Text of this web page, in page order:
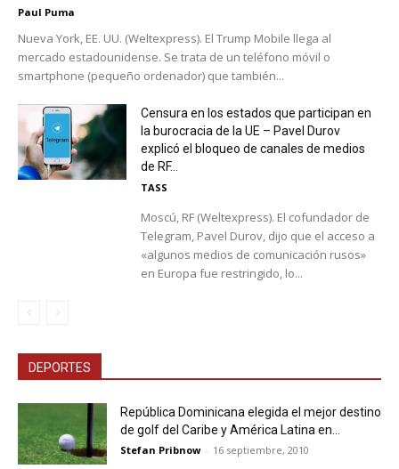
Paul Puma
Nueva York, EE. UU. (Weltexpress). El Trump Mobile llega al
mercado estadounidense. Se trata de un teléfono móvil o
smartphone (pequeño ordenador) que también...
Censura en los estados que participan en
la burocracia de la UE – Pavel Durov
explicó el bloqueo de canales de medios
de RF...
TASS
Moscú, RF (Weltexpress). El cofundador de
Telegram, Pavel Durov, dijo que el acceso a
«algunos medios de comunicación rusos»
en Europa fue restringido, lo...
DEPORTES
República Dominicana elegida el mejor destino
de golf del Caribe y América Latina en...
Stefan Pribnow - 16 septiembre, 2010